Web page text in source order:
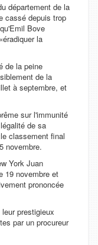
département de la
cassé depuis trop
Bove
éradiquer la
de la peine
de la
à septembre, et
sur l'immunité
de sa
le classement final
novembre.
York Juan
19 novembre et
prononcée
prestigieux
par un procureur